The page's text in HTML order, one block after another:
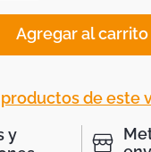
Agregar al carrito
de este
y